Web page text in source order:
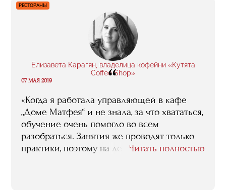
совершенно не разочарован, потому что
действительно то, что я здесь узнал, увидел
и услышал, мне до сих пор в моей
деятельности помогает. Если что-то самое
главное выделять, я могу сказать, что в RMA
я понял, насколько важно иногда бывает
мыслить нестандартно, и осознал, что для
проблему, на нее достаточно бывает просто
взглянуть незашоренным взглядом, подойти
к ней не с той стороны, которая вроде бы
очевидна, и как бы сама собой
напрашивается».
РЕСТОРАНЫ
Елизавета Карагян, владелица кофейни «Кутята
Coffee Shop»
“
07 МАЯ 2019
«Когда я работала управляющей в кафе
„Доме Матфея“ и не знала, за что хвататься,
обучение очень помогло во всем
разобраться. Занятия же проводят только
практики, поэтому на лекциях дают ту
Читать полностью